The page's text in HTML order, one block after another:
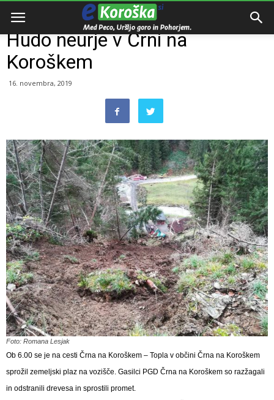
Domov
Hudo neurje v Črni na
Koroškem
16. novembra, 2019
Foto: Romana Lesjak
Ob 6.00 se je na cesti Črna na Koroškem – Topla v občini Črna na Koroškem
sprožil zemeljski plaz na vozišče. Gasilci PGD Črna na Koroškem so razžagali
in odstranili drevesa in sprostili promet.